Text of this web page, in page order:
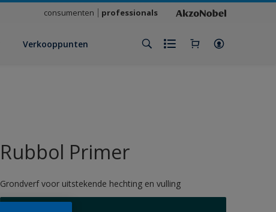
consumenten professionals
Verkooppunten
Rubbol Primer
Grondverf voor uitstekende hechting en vulling